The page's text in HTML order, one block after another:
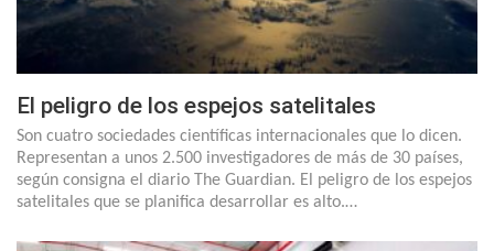
El peligro de los espejos satelitales
Son cuatro sociedades científicas internacionales que lo dicen.
Representan a unos 2.500 investigadores de más de 30 países,
según consigna el diario The Guardian. El peligro de los espejos
satelitales que se planifica desarrollar es alto.…